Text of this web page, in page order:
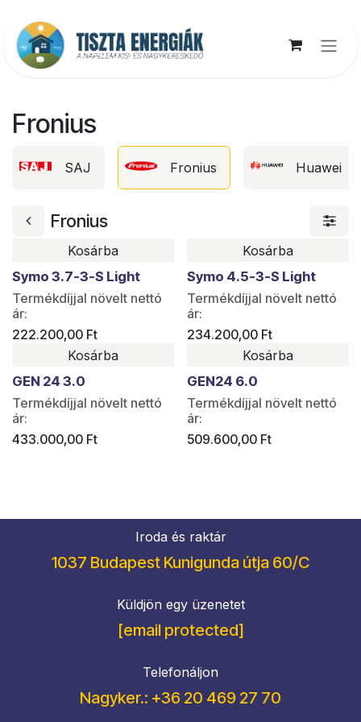
Fronius
SAJ Fronius Huawei
Fronius
Symo 3.7-3-S Light
Kosárba
Termékdíjjal növelt nettó
ár:
222.200,00 Ft
Symo 4.5-3-S Light
Kosárba
Termékdíjjal növelt nettó
ár:
234.200,00Ft
GEN 24 3.0
Kosárba
Termékdíjjal növelt nettó
ár:
433.000,00 Ft
GEN24 6.0
Kosárba
Termékdíjjal növelt nettó
ár:
509.600,00Ft
Iroda és raktár
1037 Budapest Kunigunda útja 60/C
Küldjön egy üzenetet
[email protected]
Telefonáljon
Nagyker.: +36 20 469 27 70